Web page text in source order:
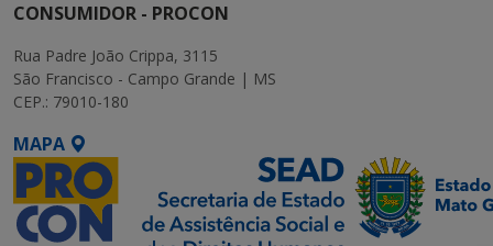
CONSUMIDOR - PROCON
Rua Padre João Crippa, 3115
São Francisco - Campo Grande | MS
CEP.: 79010-180
MAPA